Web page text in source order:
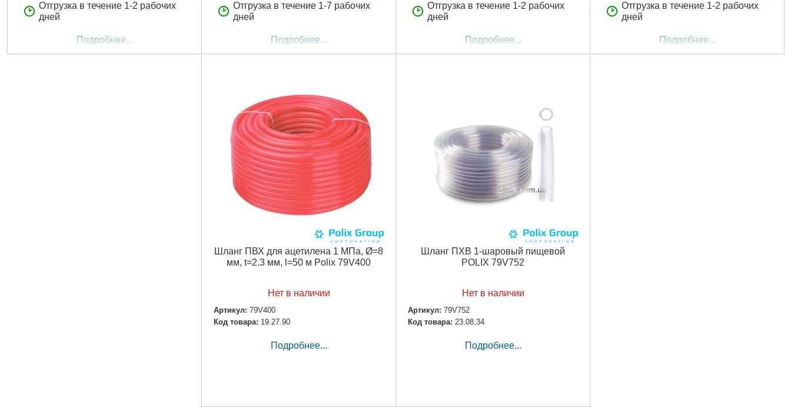
Отгрузка в течение 1-2 рабочих
дней
Подробнее...
Отгрузка в течение 1-7 рабочих
дней
Подробнее...
Отгрузка в течение 1-2 рабочих
дней
Подробнее...
Отгрузка в течение 1-2 рабочих
дней
Подробнее...
Шланг ПВХ для ацетилена 1 МПа, Ø=8
мм, t=2.3 мм, l=50 м Polix 79V400
Нет в наличии
Артикул: 79V400
Код товара: 19.27.90
Подробнее...
Шланг ПХВ 1-шаровый пищевой
POLIX 79V752
Нет в наличии
Артикул: 79V752
Код товара: 23.08.34
Подробнее...